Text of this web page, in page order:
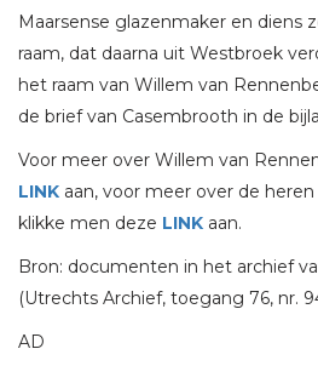
Maarsense glazenmaker en diens
raam, dat daarna uit Westbroek
het raam van Willem van
de brief van Casembrooth in de
Voor meer over Willem van
LINK aan, voor meer over de
klikke men deze LINK aan.
Bron: documenten in het archief
(Utrechts Archief, toegang 76, nr.
AD